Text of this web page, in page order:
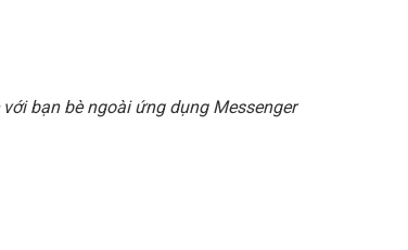
bạn bè ngoài ứng dụng Messenger